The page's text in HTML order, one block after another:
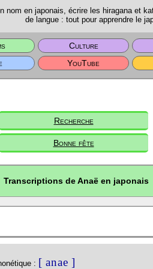
nom en japonais, écrire les hiragana et
de langue : tout pour apprendre le
Culture
YouTube
Recherche
Bonne fête
Transcriptions de Anaë en japonais
: [ anae ]